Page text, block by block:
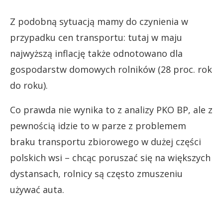
Z podobną sytuacją mamy do czynienia w
przypadku cen transportu: tutaj w maju
najwyższą inflację także odnotowano dla
gospodarstw domowych rolników (28 proc. rok
do roku).
Co prawda nie wynika to z analizy PKO BP, ale z
pewnością idzie to w parze z problemem
braku transportu zbiorowego w dużej części
polskich wsi – chcąc poruszać się na większych
dystansach, rolnicy są często zmuszeniu
używać auta.